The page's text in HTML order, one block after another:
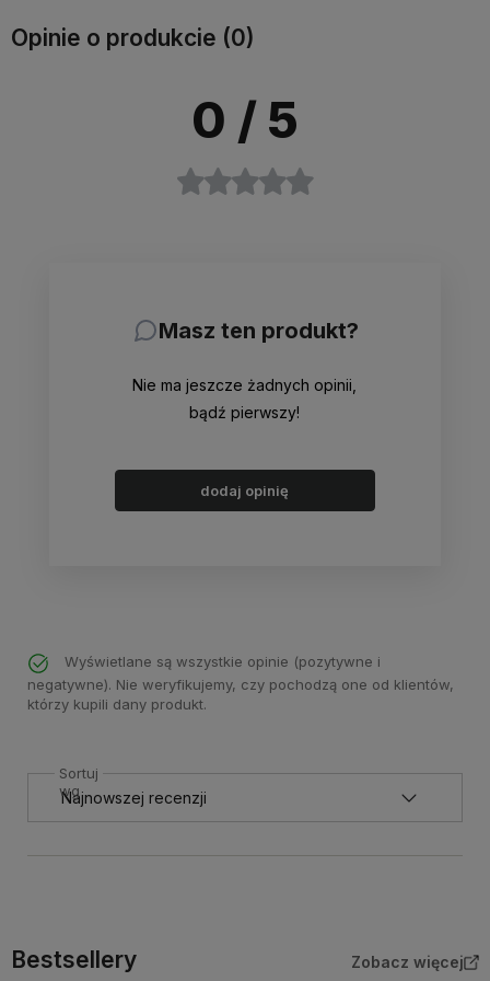
Opinie o produkcie (0)
0 / 5
Masz ten produkt?
Nie ma jeszcze żadnych opinii,
bądź pierwszy!
dodaj opinię
Wyświetlane są wszystkie opinie (pozytywne i
negatywne). Nie weryfikujemy, czy pochodzą one od klientów,
którzy kupili dany produkt.
Sortuj
wg
Bestsellery Zobacz więcej